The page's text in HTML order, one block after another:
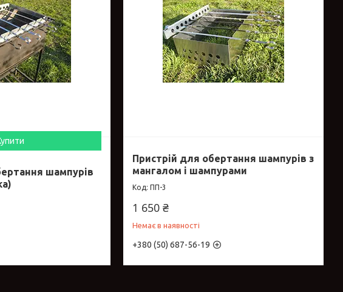
шампурів
Пристрій для обертання шампурів з
мангалом і шампурами
ПП-3
1 650 ₴
Немає в наявності
+380 (50) 687-56-19